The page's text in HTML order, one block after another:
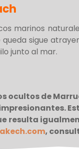
marinos
sigue
junto al mar.
ocultos de
resulta
,